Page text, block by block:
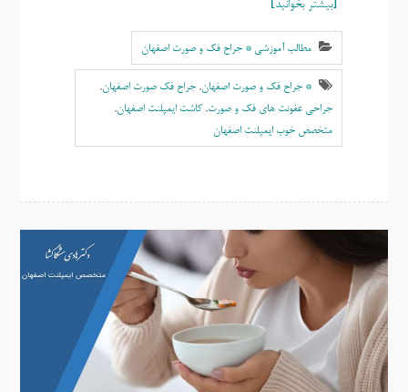
بیشتر بخوانید
مطالب آموزشی * جراح فک و صورت اصفهان
* جراح فک و صورت اصفهان, جراح فک صورت اصفهان,
جراحی عفونت های فک و صورت, کاشت ایمپلنت اصفهان,
متخصص خوب ايمپلنت اصفهان